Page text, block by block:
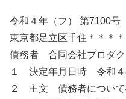
令和４年（フ） 第7100号
東京都足立区千住＊＊＊＊
債務者 合同会社プロダク
１ 決定年月日時 令和４
２ 主文 債務者について